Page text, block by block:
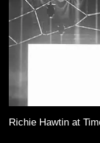
Richie Hawtin at